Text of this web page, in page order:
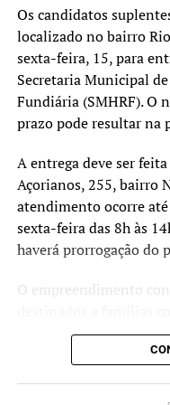
agenda a
escritura
completa.
Moradora do bairro
da Silva Costa, 45,
situação do local onde
pessoa que mora no
primeiro morador, por
espero resolver a minha
TÓPICOS RELACIONADOS:
Canoas oferece
após mutirão
vivem em
pelos
como de
Nosso
uma
definitiva
pessoas,
para o
adaptação do
extremos registrados
compromisso do Poder
Os candidatos
localizado no bairro
sexta-feira, 15, para
Secretaria Municipal
Fundiária (SMHRF). O
prazo pode resultar na
A entrega deve ser
Açorianos, 255, bairro
atendimento ocorre
sexta-feira das 8h às
haverá prorrogação do
O empreendimento
2.850,00. Ao todo,
sendo 100 suplentes.
para assumir as vagas